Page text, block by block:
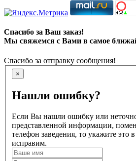
Спасибо за Ваш заказ!
Мы свяжемся с Вами в самое
Спасибо за отправку сообщения!
×
Нашли ошибку?
Если Вы нашли ошибку или
представленной информации,
телефон заведения, то укажите
исправим.